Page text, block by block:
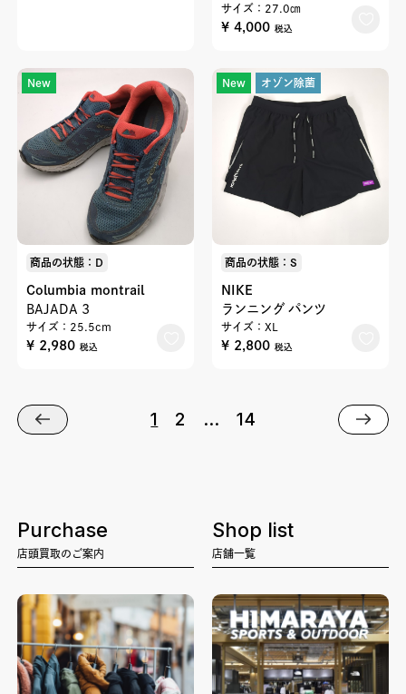
サイズ：27.0㎝
¥ 4,000 税込
New
商品の状態：D
Columbia montrail
BAJADA 3
サイズ：25.5cm
¥ 2,980 税込
New オゾン除菌
商品の状態：S
NIKE
ランニング パンツ
サイズ：XL
¥ 2,800 税込
1 2 … 14
Purchase
店頭買取のご案内
Shop list
店舗一覧